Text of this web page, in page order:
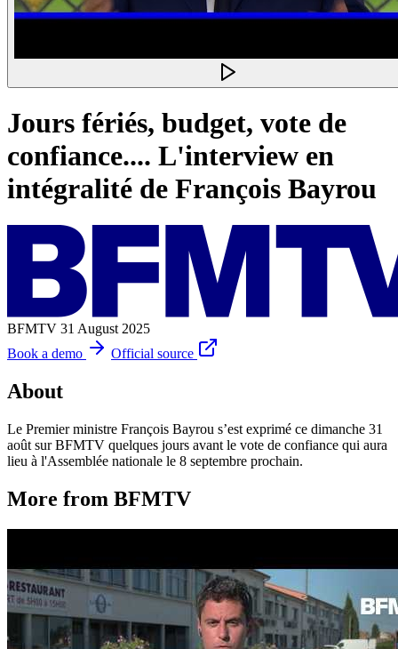
Jours fériés, budget, vote de
confiance.... L'interview en
intégralité de François Bayrou
BFMTV 31 August 2025
Book a demo
Official source
About
Le Premier ministre François Bayrou s’est exprimé ce dimanche 31
août sur BFMTV quelques jours avant le vote de confiance qui aura
lieu à l'Assemblée nationale le 8 septembre prochain.
More from BFMTV